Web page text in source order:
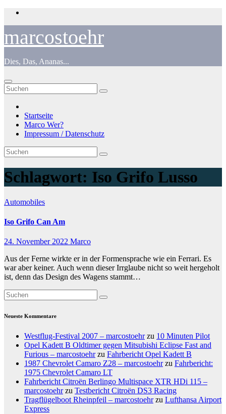
Zum
marcostoehr
Dies, Das, Ananas...
Startseite
Marco Wer?
Impressum / Datenschutz
Schlagwort: Iso Grifo Lusso
Automobiles
Iso Grifo Can Am
24. November 2022 Marco
Aus der Ferne wirkte er in der Formensprache wie ein Ferrari. Es
war aber keiner. Auch wenn dieser Irrglaube nicht so weit hergeholt
ist, denn das Design des Wagens stammt…
Neueste Kommentare
Westflug-Festival 2007 – marcostoehrzu 10 Minuten Pilot
Opel Kadett B Oldtimer gegen Mitsubishi Eclipse Fast and
Furious – marcostoehrzu Fahrbericht Opel Kadett B
1987 Chevrolet Camaro Z28 – marcostoehrzu Fahrbericht:
1975 Chevrolet Camaro LT
Fahrbericht Citroën Berlingo Multispace XTR HDi 115 –
marcostoehrzu Testbericht Citroën DS3 Racing
Tragflügelboot Rheinpfeil – marcostoehrzu Lufthansa Airport
Express